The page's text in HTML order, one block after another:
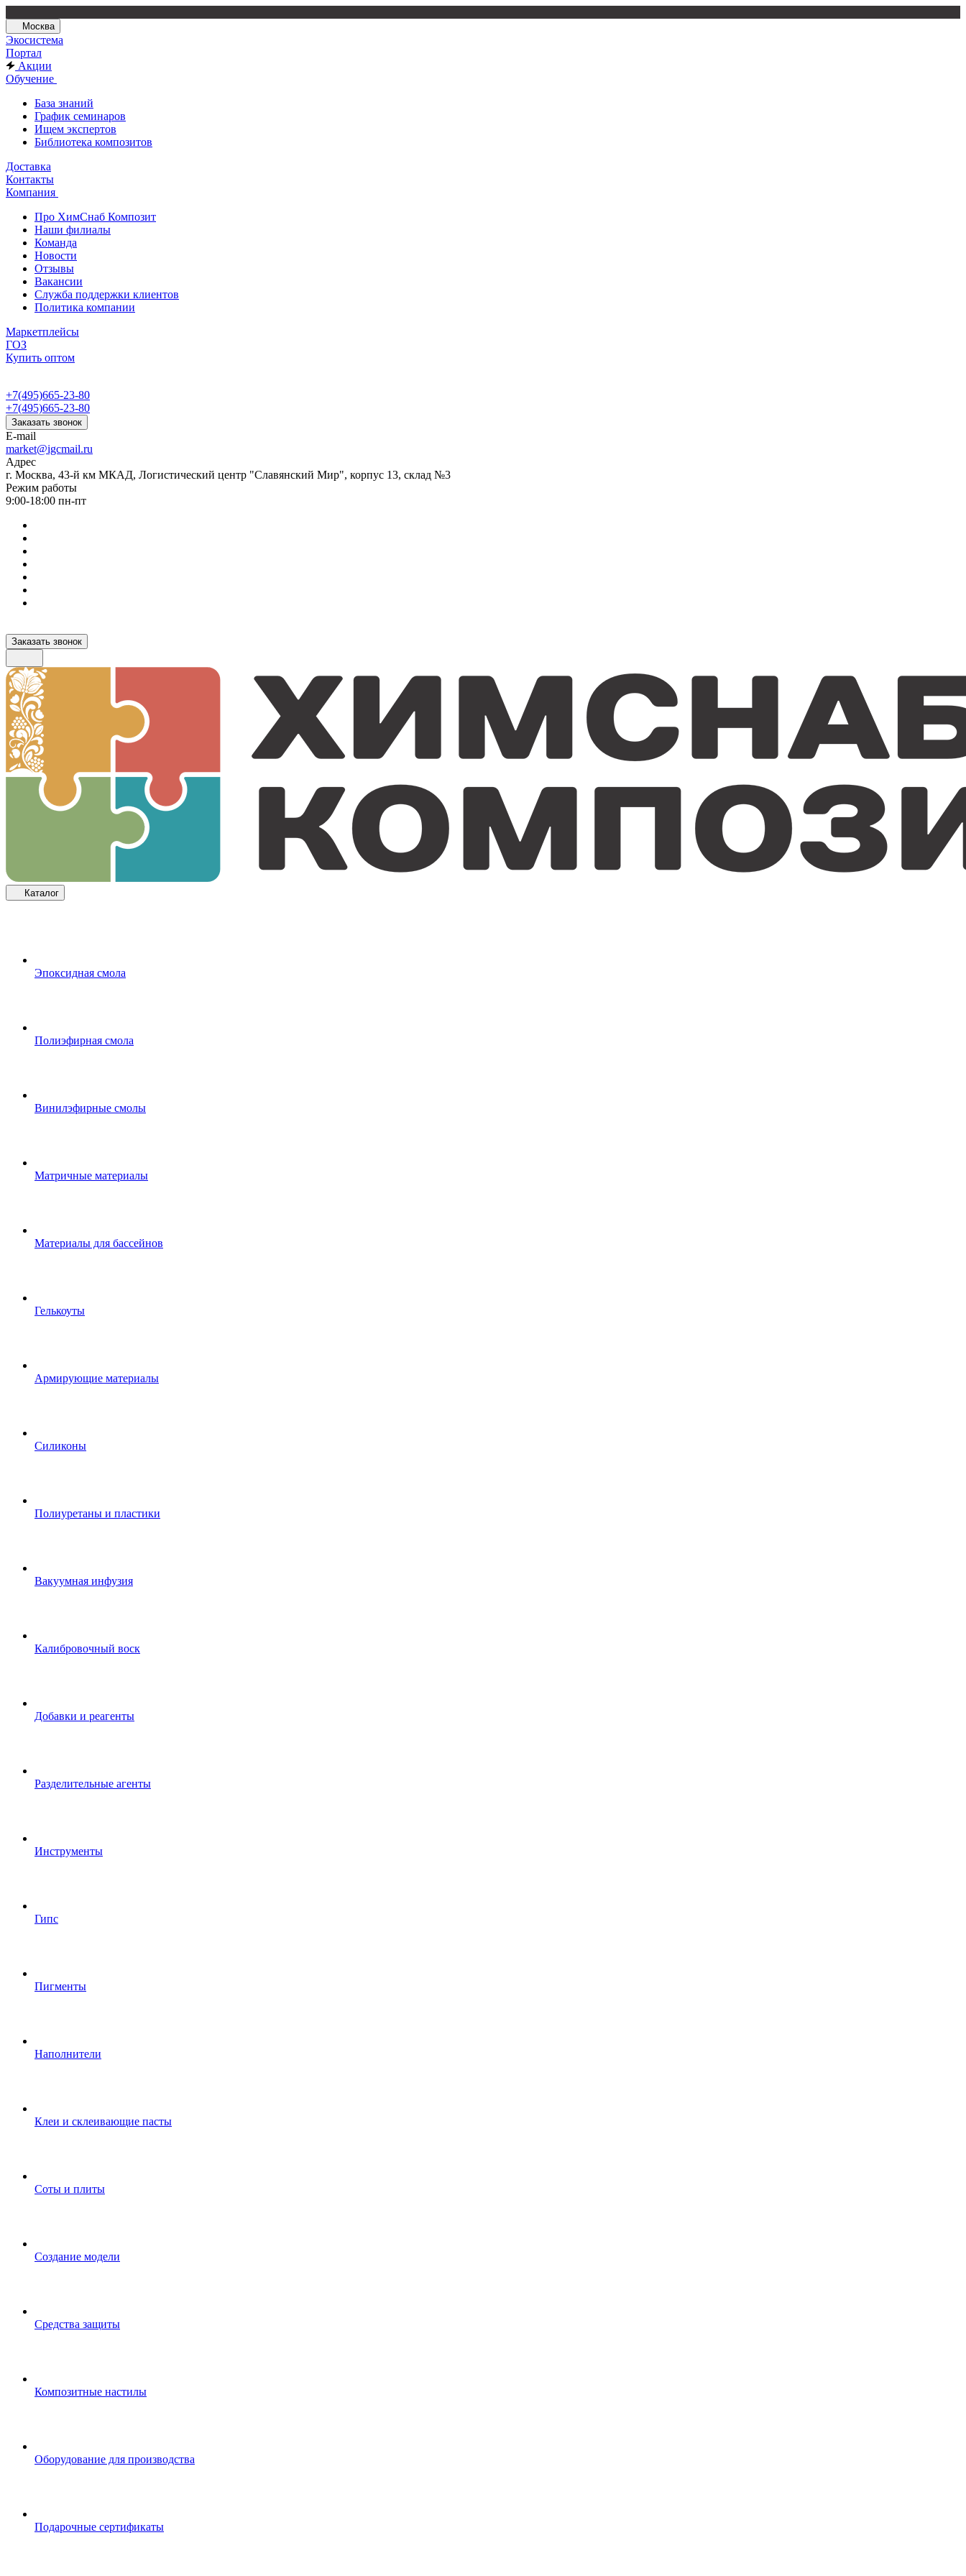
Москва
Экосистема
Портал
Акции
Обучение
База знаний
График семинаров
Ищем экспертов
Библиотека композитов
Доставка
Контакты
Компания
Про ХимСнаб Композит
Наши филиалы
Команда
Новости
Отзывы
Вакансии
Служба поддержки клиентов
Политика компании
Маркетплейсы
ГОЗ
Купить оптом
+7(495)665-23-80
+7(495)665-23-80
Заказать звонок
E-mail
market@igcmail.ru
Адрес
г. Москва, 43-й км МКАД, Логистический центр "Славянский Мир", корпус 13, склад №3
Режим работы
9:00-18:00 пн-пт
Заказать звонок
Каталог
Эпоксидная смола
Полиэфирная смола
Винилэфирные смолы
Матричные материалы
Материалы для бассейнов
Гелькоуты
Армирующие материалы
Силиконы
Полиуретаны и пластики
Вакуумная инфузия
Калибровочный воск
Добавки и реагенты
Разделительные агенты
Инструменты
Гипс
Пигменты
Наполнители
Клеи и склеивающие пасты
Соты и плиты
Создание модели
Средства защиты
Композитные настилы
Оборудование для производства
Подарочные сертификаты